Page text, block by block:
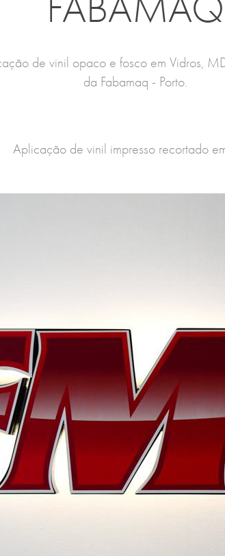
de vinil opaco e fosco em Vidros,
da Fabamaq - Porto.
Aplicação de vinil impresso recortado